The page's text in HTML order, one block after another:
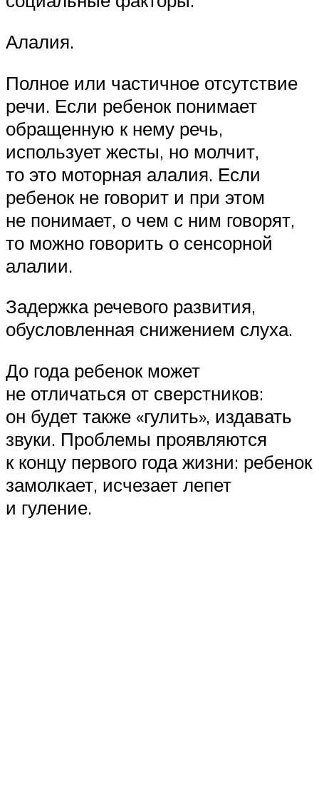
Алалия.
Полное или частичное отсутствие
речи. Если ребенок понимает
обращенную к нему речь,
использует жесты, но молчит,
то это моторная алалия. Если
ребенок не говорит и при этом
не понимает, о чем с ним говорят,
то можно говорить о сенсорной
алалии.
Задержка речевого развития,
обусловленная снижением слуха.
До года ребенок может
не отличаться от сверстников:
он будет также «гулить», издавать
звуки. Проблемы проявляются
к концу первого года жизни: ребенок
замолкает, исчезает лепет
и гуление.